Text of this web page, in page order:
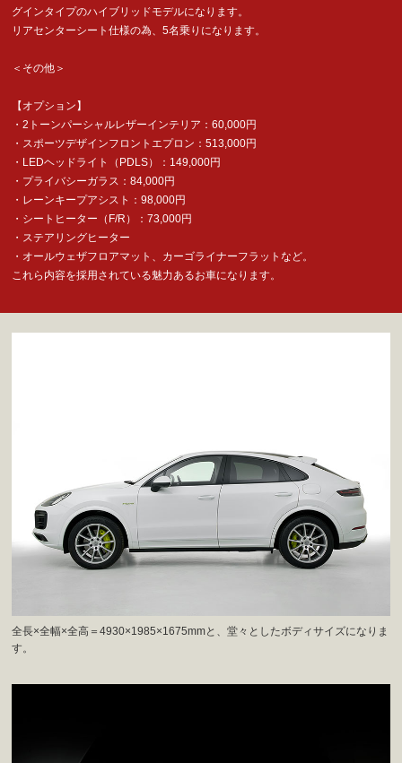
グインタイプのハイブリッドモデルになります。
リアセンターシート仕様の為、5名乗りになります。
＜その他＞
【オプション】
・2トーンパーシャルレザーインテリア：60,000円
・スポーツデザインフロントエプロン：513,000円
・LEDヘッドライト（PDLS）：149,000円
・プライバシーガラス：84,000円
・レーンキープアシスト：98,000円
・シートヒーター（F/R）：73,000円
・ステアリングヒーター
・オールウェザフロアマット、カーゴライナーフラットなど。
これら内容を採用されている魅力あるお車になります。
全長×全幅×全高＝4930×1985×1675mmと、堂々としたボディサイズになりま
す。